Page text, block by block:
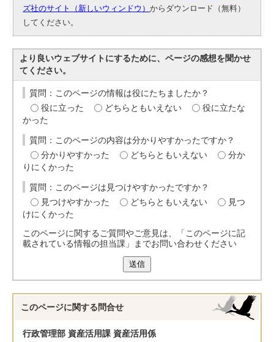
ズ社のサイト（新しいウィンドウ）からダウンロード（無料）
してください。
より良いウェブサイトにするために、ページの感想を聞かせ
てください。
質問：このページの情報は役にたちましたか？
役に立った
どちらともいえない
役に立たな
かった
質問：このページの内容は分かりやすかったですか？
分かりやすかった
どちらともいえない
分か
りにくかった
質問：このページは見つけやすかったですか？
見つけやすかった
どちらともいえない
見つ
けにくかった
このページに関するご質問やご意見は、「このページに記
載されている情報の担当課」までお問い合わせください
送信
このページに関する 問合せ
行政管理部 資産活用課 資産活用係